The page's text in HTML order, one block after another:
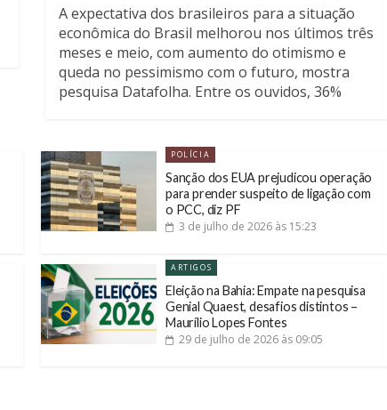
A expectativa dos brasileiros para a situação
econômica do Brasil melhorou nos últimos três
meses e meio, com aumento do otimismo e
queda no pessimismo com o futuro, mostra
pesquisa Datafolha. Entre os ouvidos, 36%
POLÍCIA
Sanção dos EUA prejudicou operação
para prender suspeito de ligação com
o PCC, diz PF
3 de julho de 2026 às 15:23
ARTIGOS
Eleição na Bahia: Empate na pesquisa
Genial Quaest, desafios distintos –
Maurílio Lopes Fontes
29 de julho de 2026 às 09:05